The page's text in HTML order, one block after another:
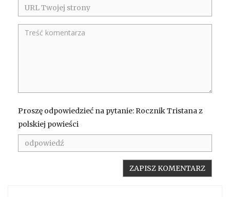
Proszę odpowiedzieć na pytanie: Rocznik Tristana z
polskiej powieści